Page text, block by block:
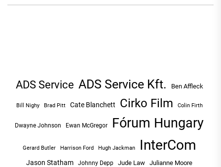
ADS Service ADS Service Kft. Ben Affleck
Bill Nighy Brad Pitt Cate Blanchett Cirko Film Colin Firth
Dwayne Johnson Ewan McGregor Fórum Hungary
Gerard Butler Harrison Ford Hugh Jackman InterCom
Jason Statham Johnny Depp Jude Law Julianne Moore